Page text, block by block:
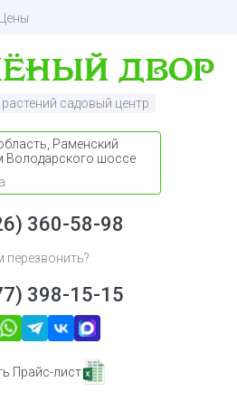
Цены
садовый центр
Раменский
Володарского шоссе
360-58-98
перезвонить?
398-15-15
Прайс-лист